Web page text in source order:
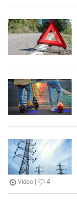
Video 4